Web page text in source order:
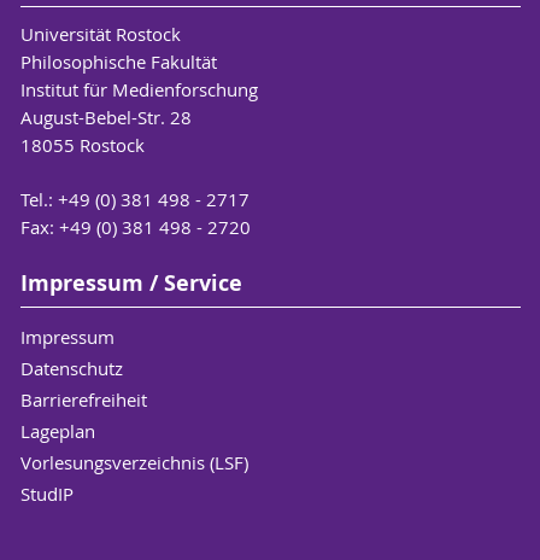
Universität Rostock
Philosophische Fakultät
Institut für Medienforschung
August-Bebel-Str. 28
18055 Rostock
Tel.: +49 (0) 381 498 - 2717
Fax: +49 (0) 381 498 - 2720
Impressum / Service
Impressum
Datenschutz
Barrierefreiheit
Lageplan
Vorlesungsverzeichnis (LSF)
StudIP